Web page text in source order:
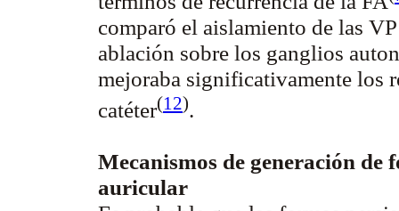
comparó el aislamiento de las
ablación sobre los ganglios
mejoraba significativamente los
catéter(12).
Mecanismos de generación de
auricular